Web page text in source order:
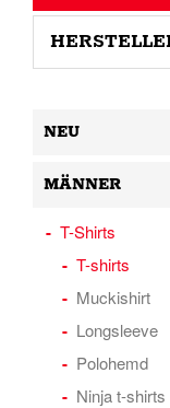
NEU
MÄNNER
T-Shirts
T-shirts
Muckishirt
Longsleeve
Polohemd
Ninja t-shirts